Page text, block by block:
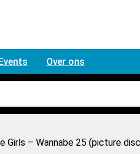
Over ons
Girls – Wannabe 25 (picture